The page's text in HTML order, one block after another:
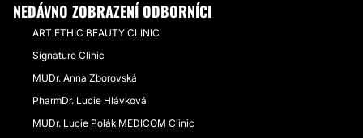
NEDÁVNO ZOBRAZENÍ ODBORNÍCI
ART ETHIC BEAUTY CLINIC
Signature Clinic
MUDr. Anna Zborovská
PharmDr. Lucie Hlávková
MUDr. Lucie Polák MEDICOM Clinic